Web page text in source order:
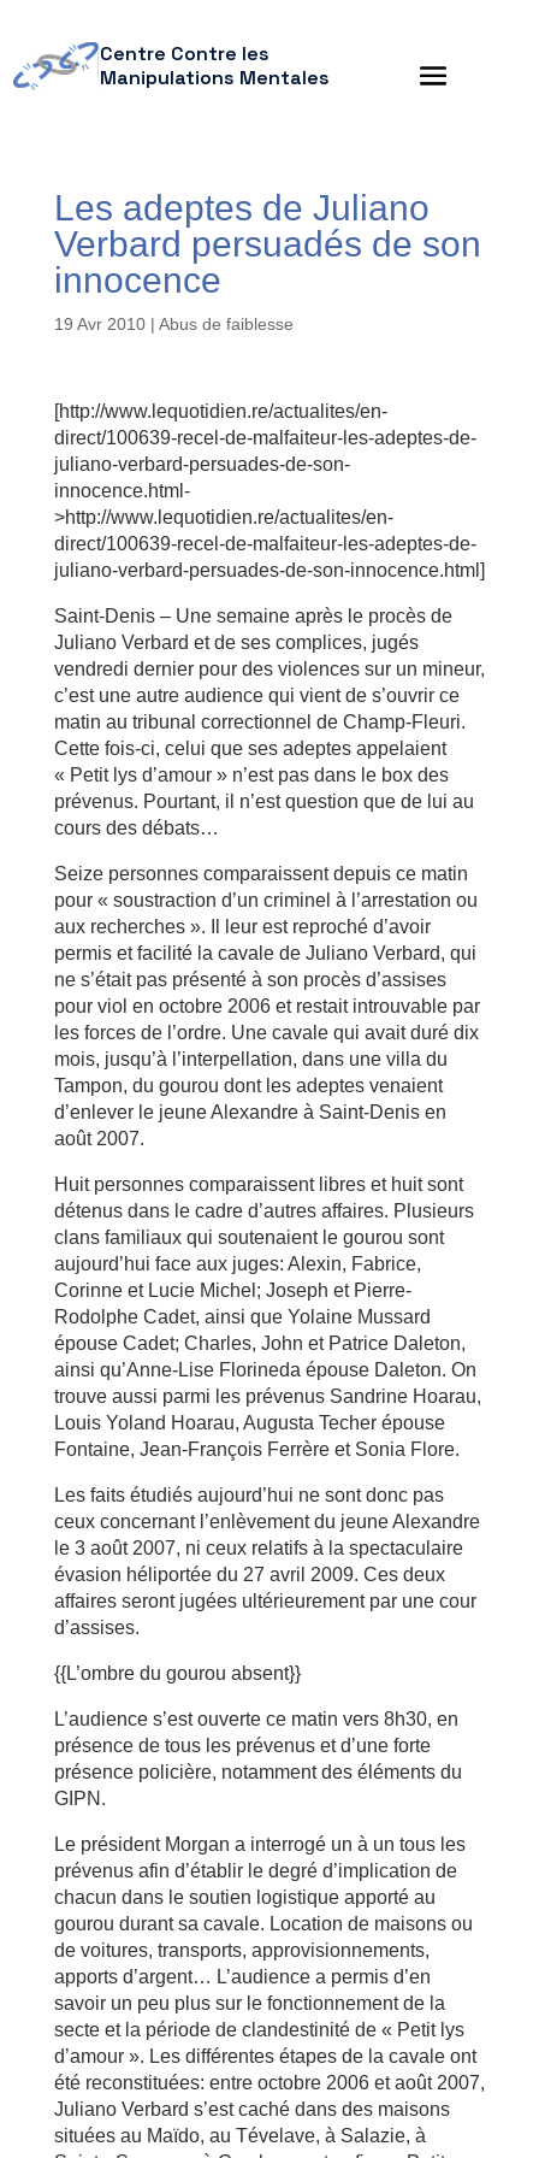
Centre Contre les
Manipulations Mentales
Les adeptes de Juliano
Verbard persuadés de son
innocence
19 Avr 2010| Abus de faiblesse
[http://www.lequotidien.re/actualites/en-
direct/100639-recel-de-malfaiteur-les-adeptes-de-
juliano-verbard-persuades-de-son-
innocence.html-
>http://www.lequotidien.re/actualites/en-
direct/100639-recel-de-malfaiteur-les-adeptes-de-
juliano-verbard-persuades-de-son-innocence.html]
Saint-Denis – Une semaine après le procès de
Juliano Verbard et de ses complices, jugés
vendredi dernier pour des violences sur un mineur,
c’est une autre audience qui vient de s’ouvrir ce
matin au tribunal correctionnel de Champ-Fleuri.
Cette fois-ci, celui que ses adeptes appelaient
« Petit lys d’amour » n’est pas dans le box des
prévenus. Pourtant, il n’est question que de lui au
cours des débats…
Seize personnes comparaissent depuis ce matin
pour « soustraction d’un criminel à l’arrestation ou
aux recherches ». Il leur est reproché d’avoir
permis et facilité la cavale de Juliano Verbard, qui
ne s’était pas présenté à son procès d’assises
pour viol en octobre 2006 et restait introuvable par
les forces de l’ordre. Une cavale qui avait duré dix
mois, jusqu’à l’interpellation, dans une villa du
Tampon, du gourou dont les adeptes venaient
d’enlever le jeune Alexandre à Saint-Denis en
août 2007.
Huit personnes comparaissent libres et huit sont
détenus dans le cadre d’autres affaires. Plusieurs
clans familiaux qui soutenaient le gourou sont
aujourd’hui face aux juges: Alexin, Fabrice,
Corinne et Lucie Michel; Joseph et Pierre-
Rodolphe Cadet, ainsi que Yolaine Mussard
épouse Cadet; Charles, John et Patrice Daleton,
ainsi qu’Anne-Lise Florineda épouse Daleton. On
trouve aussi parmi les prévenus Sandrine Hoarau,
Louis Yoland Hoarau, Augusta Techer épouse
Fontaine, Jean-François Ferrère et Sonia Flore.
Les faits étudiés aujourd’hui ne sont donc pas
ceux concernant l’enlèvement du jeune Alexandre
le 3 août 2007, ni ceux relatifs à la spectaculaire
évasion héliportée du 27 avril 2009. Ces deux
affaires seront jugées ultérieurement par une cour
d’assises.
{{L’ombre du gourou absent}}
L’audience s’est ouverte ce matin vers 8h30, en
présence de tous les prévenus et d’une forte
présence policière, notamment des éléments du
GIPN.
Le président Morgan a interrogé un à un tous les
prévenus afin d’établir le degré d’implication de
chacun dans le soutien logistique apporté au
gourou durant sa cavale. Location de maisons ou
de voitures, transports, approvisionnements,
apports d’argent… L’audience a permis d’en
savoir un peu plus sur le fonctionnement de la
secte et la période de clandestinité de « Petit lys
d’amour ». Les différentes étapes de la cavale ont
été reconstituées: entre octobre 2006 et août 2007,
Juliano Verbard s’est caché dans des maisons
situées au Maïdo, au Tévelave, à Salazie, à